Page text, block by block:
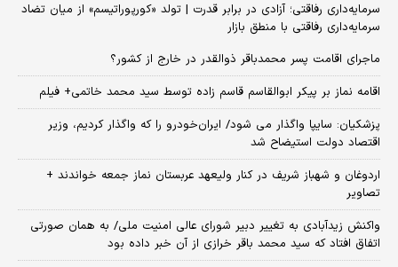
سرمایه‌داری رفاقتی؛ آزادی در برابر قدرت | تولد «کورپوراتیسم» از میان تضاد
سرمایه‌داری رفاقتی با منطق بازار
ماجرای اقامت پسر محمدباقر ذوالقدر در خارج از کشور؟
اقامه نماز بر پیکر ابوالقاسم قاسم زاده توسط سید محمد خاتمی+ فیلم
پزشکیان: سایپا واگذار می شود/ ایران‌خودرو را که واگذار کردیم، وزیر
اقتصاد دولت استیضاح شد
اردوغان و شهباز شریف در کنار ولیعهد عربستان نماز جمعه خواندند +
تصاویر
واکنش زیدآبادی به تغییر دبیر شورای عالی امنیت ملی/ به همان صورتی
اتفاق افتاد که سید محمد باقر خرازی از آن خبر داده بود